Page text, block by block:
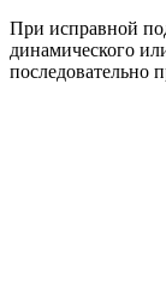
При исправной
динамического
последовательно